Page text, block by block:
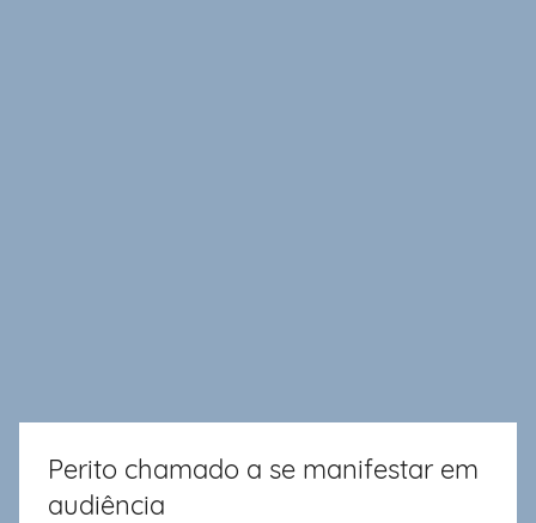
Perito chamado a se manifestar em
audiência